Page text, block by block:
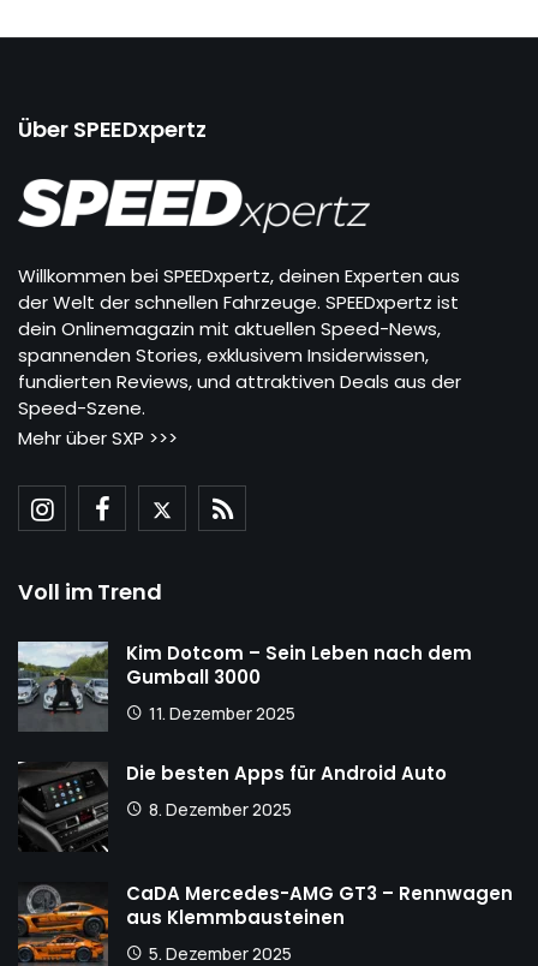
Über SPEEDxpertz
Willkommen bei SPEEDxpertz, deinen Experten aus
der Welt der schnellen Fahrzeuge. SPEEDxpertz ist
dein Onlinemagazin mit aktuellen Speed-News,
spannenden Stories, exklusivem Insiderwissen,
fundierten Reviews, und attraktiven Deals aus der
Speed-Szene.
Mehr über SXP >>>
Voll im Trend
Kim Dotcom – Sein Leben nach dem
Gumball 3000
11. Dezember 2025
Die besten Apps für Android Auto
8. Dezember 2025
CaDA Mercedes-AMG GT3 – Rennwagen
aus Klemmbausteinen
5. Dezember 2025